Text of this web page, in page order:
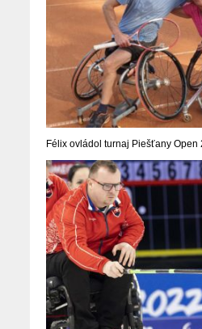
Félix ovládol turnaj Piešťany Open